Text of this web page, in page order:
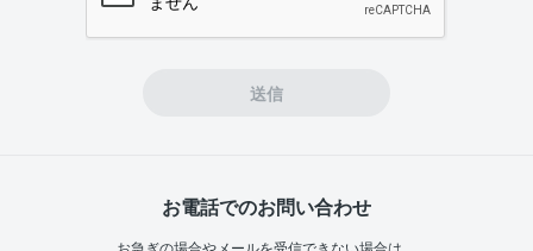
送信
お電話でのお問い合わせ
お急ぎの場合やメールを受信できない場合は、